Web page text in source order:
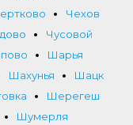
Чехов
Чусовой
Шарья
Шахунья
Шацк
Шерегеш
Шумерля